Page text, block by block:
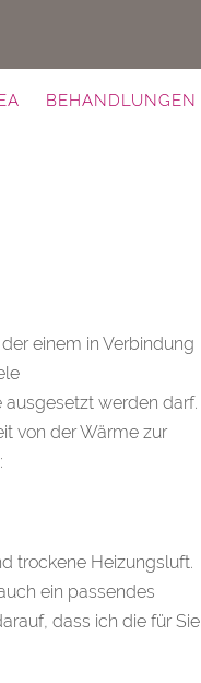
BEHANDLUNGEN
einem in Verbindung
werden darf.
von der Wärme zur
trockene Heizungsluft.
ein passendes
dass ich die für Sie